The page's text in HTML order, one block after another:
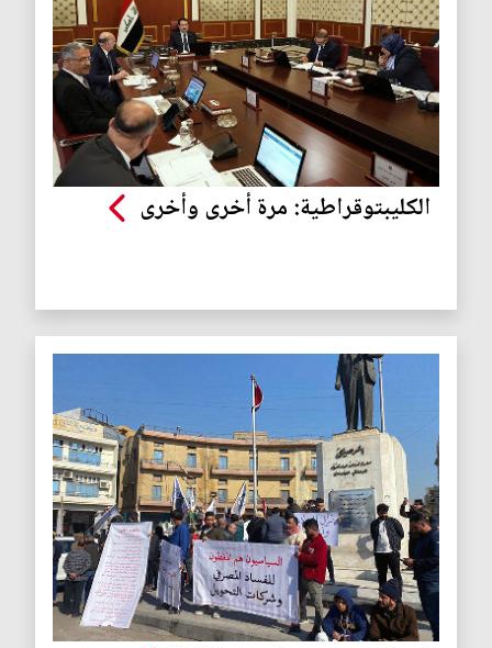
الكليبتوقراطية: مرة أخرى وأخرى